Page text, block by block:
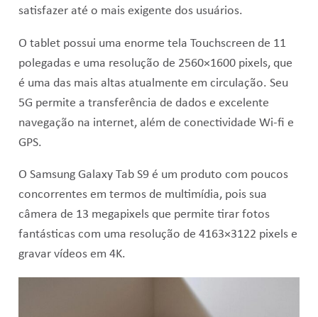
satisfazer até o mais exigente dos usuários.
O tablet possui uma enorme tela Touchscreen de 11
polegadas e uma resolução de 2560×1600 pixels, que
é uma das mais altas atualmente em circulação. Seu
5G permite a transferência de dados e excelente
navegação na internet, além de conectividade Wi-fi e
GPS.
O Samsung Galaxy Tab S9 é um produto com poucos
concorrentes em termos de multimídia, pois sua
câmera de 13 megapixels que permite tirar fotos
fantásticas com uma resolução de 4163×3122 pixels e
gravar vídeos em 4K.